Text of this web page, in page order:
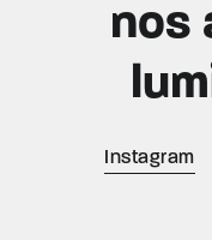
nos
Instagram